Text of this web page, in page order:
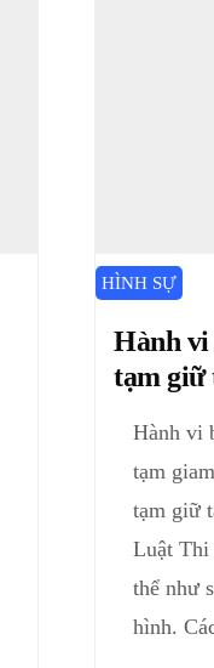
HÌNH SỰ
Hành vi
tạm giữ
Hành vi
tạm
tạm giữ
Luật Thi
thể như
hình.